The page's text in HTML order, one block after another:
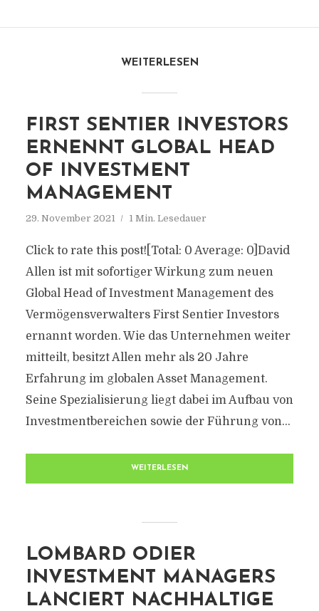
WEITERLESEN
FIRST SENTIER INVESTORS
ERNENNT GLOBAL HEAD
OF INVESTMENT
MANAGEMENT
29. November 2021 1 Min. Lesedauer
Click to rate this post![Total: 0 Average: 0]David
Allen ist mit sofortiger Wirkung zum neuen
Global Head of Investment Management des
Vermögensverwalters First Sentier Investors
ernannt worden. Wie das Unternehmen weiter
mitteilt, besitzt Allen mehr als 20 Jahre
Erfahrung im globalen Asset Management.
Seine Spezialisierung liegt dabei im Aufbau von
Investmentbereichen sowie der Führung von...
WEITERLESEN
LOMBARD ODIER
INVESTMENT MANAGERS
LANCIERT NACHHALTIGE